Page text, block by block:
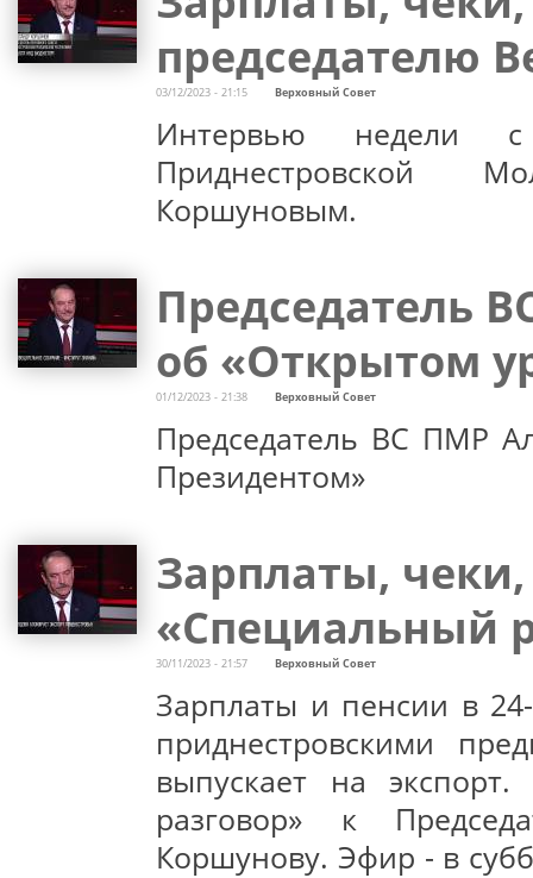
председателю
03/12/2023 - 21:15 Верховный Совет
Интервью недели с
Приднестровской
Коршуновым.
Председатель
об «Открытом
01/12/2023 - 21:38 Верховный Совет
Председатель ВС ПМР
Президентом»
Зарплаты,
«Специальный
30/11/2023 - 21:57 Верховный Совет
Зарплаты и пенсии в
приднестровскими
выпускает на
разговор» к
Коршунову. Эфир - в